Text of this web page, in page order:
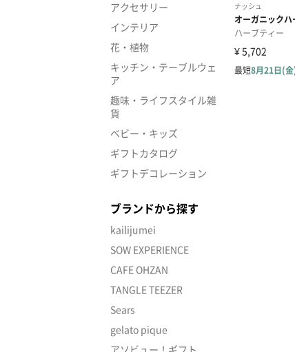
アクセサリー
インテリア
花・植物
キッチン・テーブルウェ
ア
趣味・ライフスタイル雑
貨
ベビー・キッズ
ギフトカタログ
ギフトデコレーション
ブランドから探す
kailijumei
SOW EXPERIENCE
CAFE OHZAN
TANGLE TEEZER
Sears
gelato pique
アソビュー！ギフト